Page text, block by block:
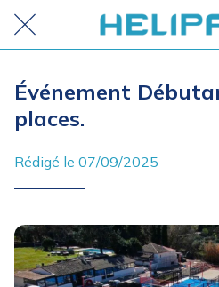
Événement
places.
Rédigé le 07/09/2025